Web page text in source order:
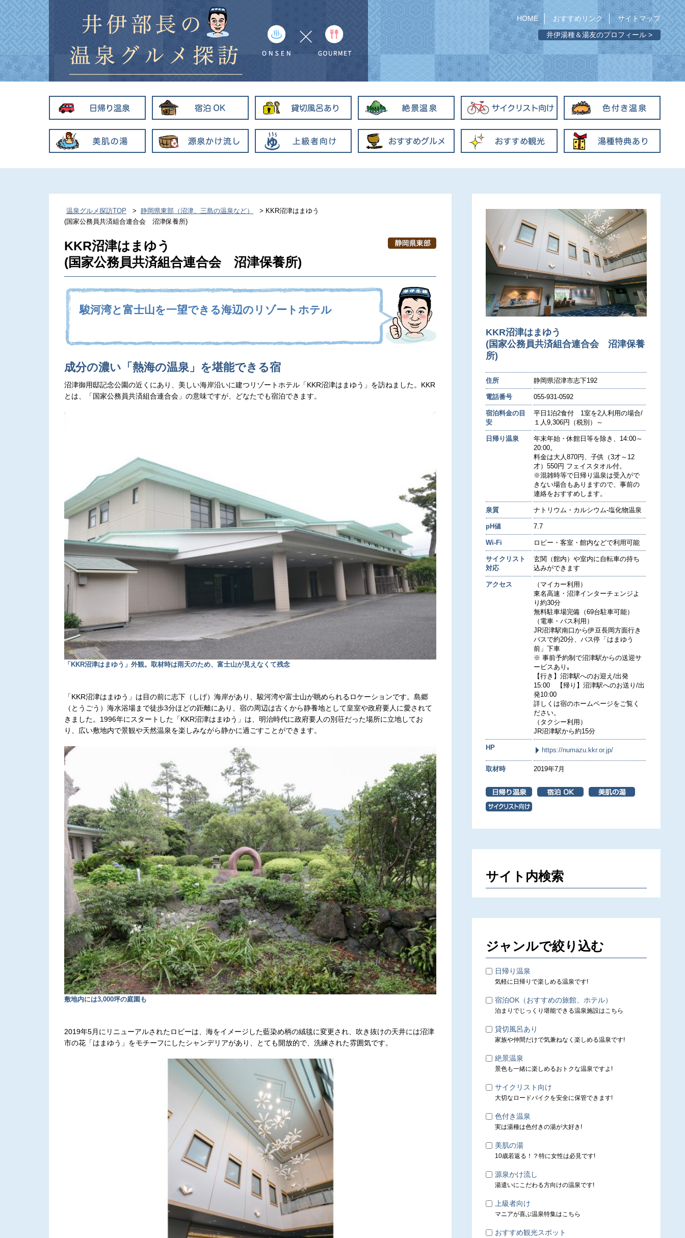
HOME おすすめリンク
サイトマップ
井伊湯種＆湯友のプロフィール >
温泉グルメ探訪TOP > 静岡県東部（沼津、三島の温泉など） > KKR沼津はまゆう
(国家公務員共済組合連合会 沼津保養所)
KKR沼津はまゆう
(国家公務員共済組合連合会 沼津保養所)
駿河湾と富士山を一望できる海辺のリゾートホテル
成分の濃い「熱海の温泉」を堪能できる宿
沼津御用邸記念公園の近くにあり、美しい海岸沿いに建つリゾートホテル「KKR沼津はまゆう」を訪ねました。KKR
とは、「国家公務員共済組合連合会」の意味ですが、どなたでも宿泊できます。
「KKR沼津はまゆう」外観。取材時は雨天のため、富士山が見えなくて残念
「KKR沼津はまゆう」は目の前に志下（しげ）海岸があり、駿河湾や富士山が眺められるロケーションです。島郷
（とうごう）海水浴場まで徒歩3分ほどの距離にあり、宿の周辺は古くから静養地として皇室や政府要人に愛されて
きました。1996年にスタートした「KKR沼津はまゆう」は、明治時代に政府要人の別荘だった場所に立地してお
り、広い敷地内で景観や天然温泉を楽しみながら静かに過ごすことができます。
敷地内には3,000坪の庭園も
2019年5月にリニューアルされたロビーは、海をイメージした藍染め柄の絨毯に変更され、吹き抜けの天井には沼津
市の花「はまゆう」をモチーフにしたシャンデリアがあり、とても開放的で、洗練された雰囲気です。
KKR沼津はまゆう
(国家公務員共済組合連合会 沼津保養
所)
住所 静岡県沼津市志下192
電話番号 055-931-0592
宿泊料金の目
安
平日1泊2食付 1室を2人利用の場合/
１人9,306円（税別）～
日帰り温泉
年末年始・休館日等を除き、14:00～
20:00。
料金は大人870円、子供（3才～12
才）550円 フェイスタオル付。
※混雑時等で日帰り温泉は受入がで
きない場合もありますので、事前の
連絡をおすすめします。
泉質 ナトリウム・カルシウム-塩化物温泉
pH値 7.7
Wi-Fi ロビー・客室・館内などで利用可能
サイクリスト
対応
玄関（館内）や室内に自転車の持ち
込みができます
アクセス
（マイカー利用）
東名高速・沼津インターチェンジよ
り約30分
無料駐車場完備（69台駐車可能）
（電車・バス利用）
JR沼津駅南口から伊豆長岡方面行き
バスで約20分、バス停「はまゆう
前」下車
※ 事前予約制で沼津駅からの送迎サ
ービスあり｡
【行き】沼津駅へのお迎え/出発
15:00 【帰り】沼津駅へのお送り/出
発10:00
詳しくは宿のホームページをご覧く
ださい。
（タクシー利用）
JR沼津駅から約15分
HP https://numazu.kkr.or.jp/
取材時 2019年7月
サイト内検索
ジャンルで絞り込む
日帰り温泉
気軽に日帰りで楽しめる温泉です!
宿泊OK（おすすめの旅館、ホテル）
泊まりでじっくり堪能できる温泉施設はこちら
貸切風呂あり
家族や仲間だけで気兼ねなく楽しめる温泉です!
絶景温泉
景色も一緒に楽しめるおトクな温泉ですよ!
サイクリスト向け
大切なロードバイクを安全に保管できます!
色付き温泉
実は湯種は色付きの湯が大好き!
美肌の湯
10歳若返る！？特に女性は必見です!
源泉かけ流し
湯遣いにこだわる方向けの温泉です!
上級者向け
マニアが喜ぶ温泉特集はこちら
おすすめ観光スポット